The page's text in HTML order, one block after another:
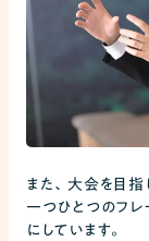
また、大会を目指
一つひとつのフレ
にしています。